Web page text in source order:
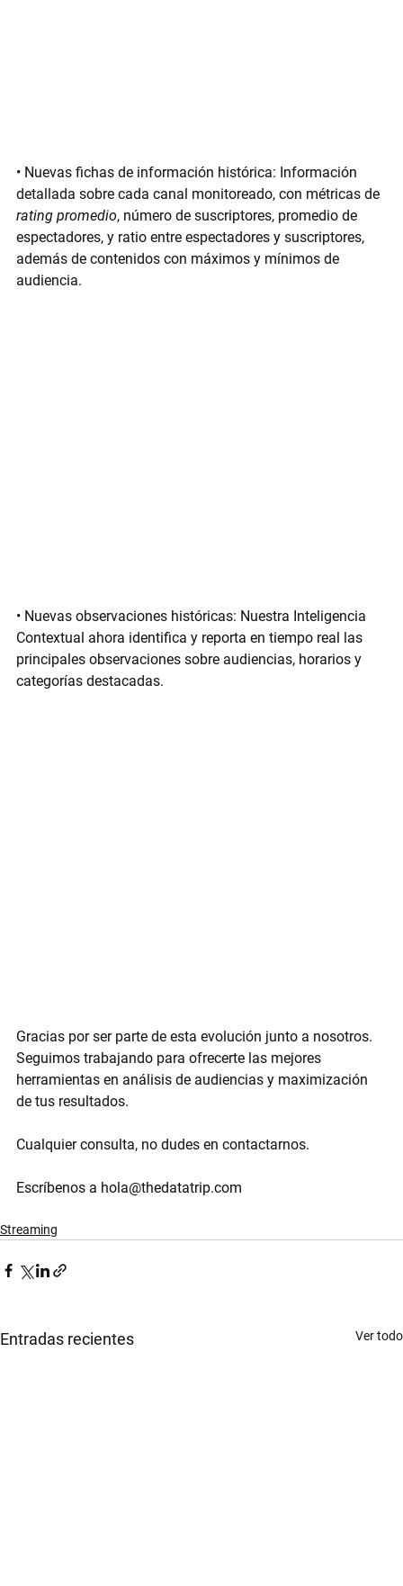
• Nuevas fichas de información histórica: Información
detallada sobre cada canal monitoreado, con métricas de
rating promedio, número de suscriptores, promedio de
espectadores, y ratio entre espectadores y suscriptores,
además de contenidos con máximos y mínimos de
audiencia.
• Nuevas observaciones históricas: Nuestra Inteligencia
Contextual ahora identifica y reporta en tiempo real las
principales observaciones sobre audiencias, horarios y
categorías destacadas.
Gracias por ser parte de esta evolución junto a nosotros.
Seguimos trabajando para ofrecerte las mejores
herramientas en análisis de audiencias y maximización
de tus resultados.
Cualquier consulta, no dudes en contactarnos.
Escríbenos a hola@thedatatrip.com
Streaming
Entradas recientes Ver todo